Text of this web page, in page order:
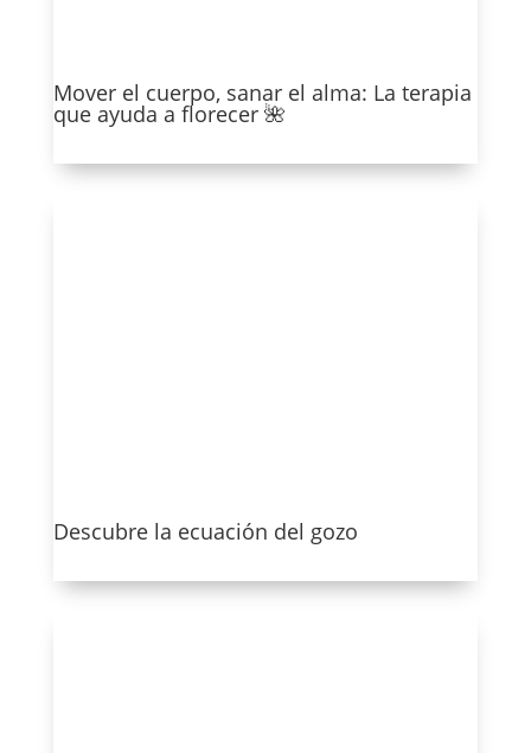
Mover el cuerpo, sanar el alma: La terapia
que ayuda a florecer 🌺
Descubre la ecuación del gozo